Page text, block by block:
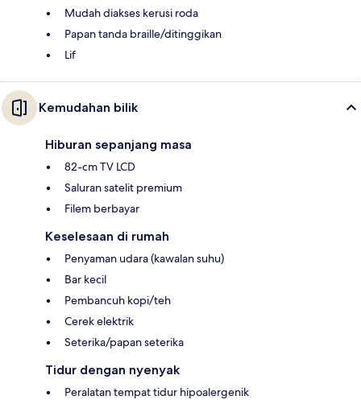
Mudah diakses kerusi roda
Papan tanda braille/ditinggikan
Lif
Kemudahan bilik
Hiburan sepanjang masa
82-cm TV LCD
Saluran satelit premium
Filem berbayar
Keselesaan di rumah
Penyaman udara (kawalan suhu)
Bar kecil
Pembancuh kopi/teh
Cerek elektrik
Seterika/papan seterika
Tidur dengan nyenyak
Peralatan tempat tidur hipoalergenik